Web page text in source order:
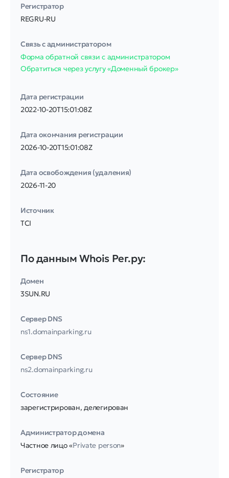
Регистратор
REGRU-RU
Связь с администратором
Форма обратной связи с администратором
Обратиться через услугу «Доменный брокер»
Дата регистрации
2022-10-20T15:01:08Z
Дата окончания регистрации
2026-10-20T15:01:08Z
Дата освобождения (удаления)
2026-11-20
Источник
TCI
По данным Whois Рег.ру:
Домен
3SUN.RU
Сервер DNS
ns1.domainparking.ru
Сервер DNS
ns2.domainparking.ru
Соcтояние
зарегистрирован, делегирован
Администратор домена
Частное лицо «Private person»
Регистратор